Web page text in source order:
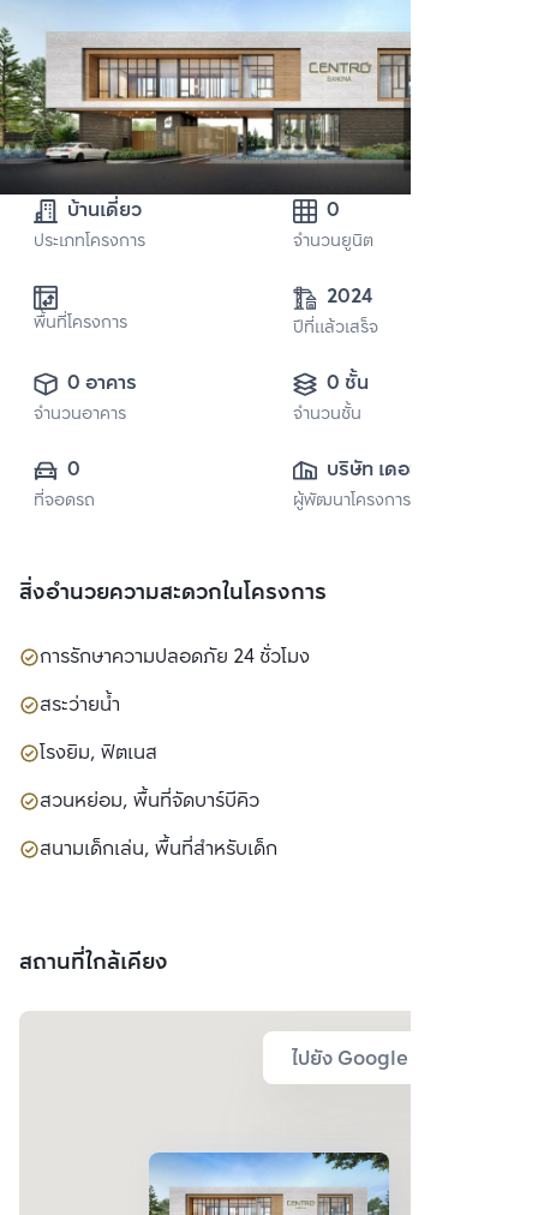
บ้านเดี่ยว
ประเภทโครงการ
0
จำนวนยูนิต
พื้นที่โครงการ
2024
ปีที่แล้วเสร็จ
0 อาคาร
จำนวนอาคาร
0 ชั้น
จำนวนชั้น
0
ที่จอดรถ
บริษัท เดอะแวลู
พร็อพเพอร์ตี้ ดี
ผู้พัฒนาโครงการ
สิ่งอำนวยความสะดวกในโครงการ
การรักษาความปลอดภัย 24 ชั่วโมง
สระว่ายน้ำ
โรงยิม, ฟิตเนส
สวนหย่อม, พื้นที่จัดบาร์บีคิว
สนามเด็กเล่น, พื้นที่สำหรับเด็ก
สถานที่ใกล้เคียง
ไปยัง Google Map